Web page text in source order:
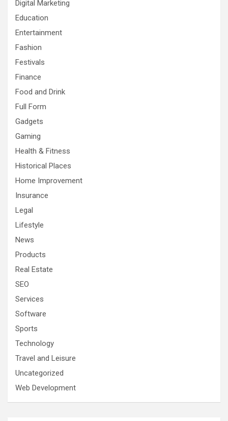
Digital Marketing
Education
Entertainment
Fashion
Festivals
Finance
Food and Drink
Full Form
Gadgets
Gaming
Health & Fitness
Historical Places
Home Improvement
Insurance
Legal
Lifestyle
News
Products
Real Estate
SEO
Services
Software
Sports
Technology
Travel and Leisure
Uncategorized
Web Development